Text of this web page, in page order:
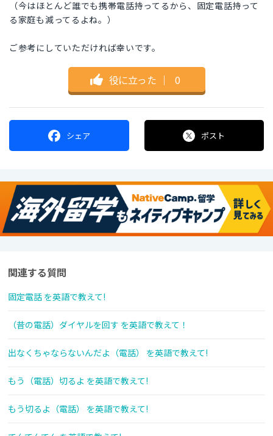
（今はほとんど誰でも携帯電話持ってるから、固定電話持って
る家庭も減ってるよね。）
ご参考にしていただければ幸いです。
役に立った ｜ 0
シェア ポスト
関連する質問
固定電話 を英語で教えて!
（昔の電話）ダイヤルを回す を英語で教えて！
出なくちゃならないんだよ（電話） を英語で教えて!
もう（電話）切るよ を英語で教えて!
もう切るよ（電話） を英語で教えて!